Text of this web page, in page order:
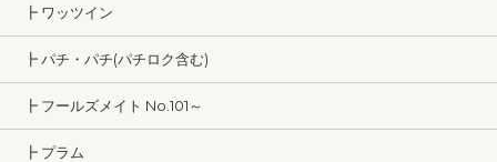
┣ ワッツイン
┣ パチ・パチ(パチロク含む)
┣ フールズメイト No.101～
┣ プラム